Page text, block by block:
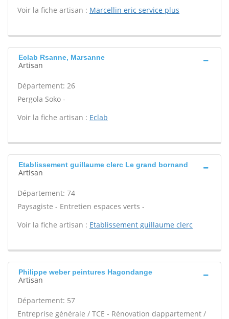
Voir la fiche artisan : Marcellin eric service plus
Eclab Rsanne, Marsanne
Artisan
Département: 26
Pergola Soko -
Voir la fiche artisan : Eclab
Etablissement guillaume clerc Le grand bornand
Artisan
Département: 74
Paysagiste - Entretien espaces verts -
Voir la fiche artisan : Etablissement guillaume clerc
Philippe weber peintures Hagondange
Artisan
Département: 57
Entreprise générale / TCE - Rénovation dappartement /